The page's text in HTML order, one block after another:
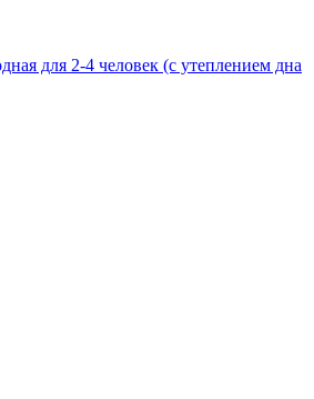
для 2-4 человек (с утеплением дна